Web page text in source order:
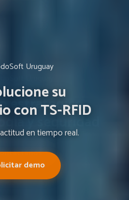
su
con TS-RFID
en tiempo real.
demo